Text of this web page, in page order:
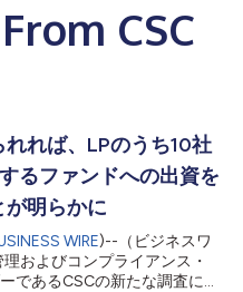
CSC
れば、LPのうち10社
るファンドへの出資を
明らかに
WIRE)--（ビジネスワ
およびコンプライアンス・
であるCSCの新たな調査によ